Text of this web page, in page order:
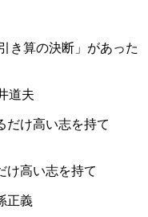
き算の決断」があった
道夫
け高い志を持て
正義